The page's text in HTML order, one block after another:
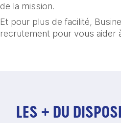
de la mission.
Et pour plus de facilité,
recrutement pour vous aider
LES + DU